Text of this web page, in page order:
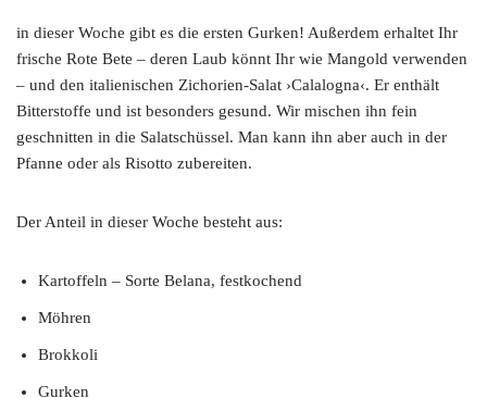
in dieser Woche gibt es die ersten Gurken! Außerdem erhaltet Ihr
frische Rote Bete – deren Laub könnt Ihr wie Mangold verwenden
– und den italienischen Zichorien-Salat ›Calalogna‹. Er enthält
Bitterstoffe und ist besonders gesund. Wir mischen ihn fein
geschnitten in die Salatschüssel. Man kann ihn aber auch in der
Pfanne oder als Risotto zubereiten.
Der Anteil in dieser Woche besteht aus:
Kartoffeln – Sorte Belana, festkochend
Möhren
Brokkoli
Gurken